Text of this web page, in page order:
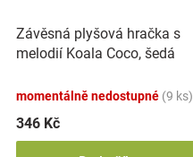
Závěsná plyšová hračka s
melodií Koala Coco, šedá
momentálně nedostupné (9 ks)
346 Kč